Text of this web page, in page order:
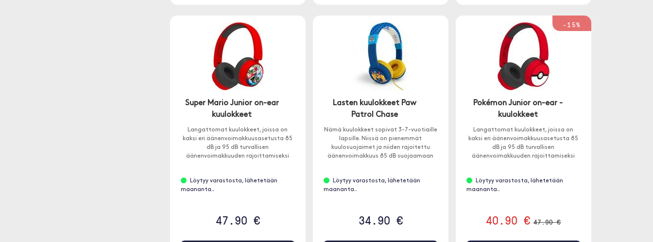
Super Mario Junior on-ear
kuulokkeet
Langattomat kuulokkeet, joissa on
kaksi eri äänenvoimakkuusasetusta 85
dB ja 95 dB turvallisen
äänenvoimakkuuden rajoittamiseksi
Löytyy varastosta, lähetetään
maananta..
47.90 €
Lasten kuulokkeet Paw
Patrol Chase
Nämä kuulokkeet sopivat 3-7-vuotiaille
lapsille. Niissä on pienemmät
kuulosuojaimet ja niiden rajoitettu
äänenvoimakkuus 85 dB suojaamaan
Löytyy varastosta, lähetetään
maananta..
34.90 €
-15%
Pokémon Junior on-ear -
kuulokkeet
Langattomat kuulokkeet, joissa on
kaksi eri äänenvoimakkuusasetusta 85
dB ja 95 dB turvallisen
äänenvoimakkuuden rajoittamiseksi
Löytyy varastosta, lähetetään
maananta..
40.90 € 47.90 €